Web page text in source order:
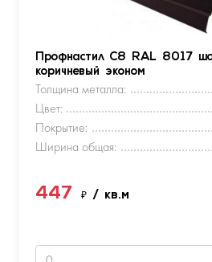
Профнастил С8 RAL 8017
коричневый эконом
Толщина металла:
Цвет:
Покрытие:
Ширина общая:
447 ₽ / кв.м